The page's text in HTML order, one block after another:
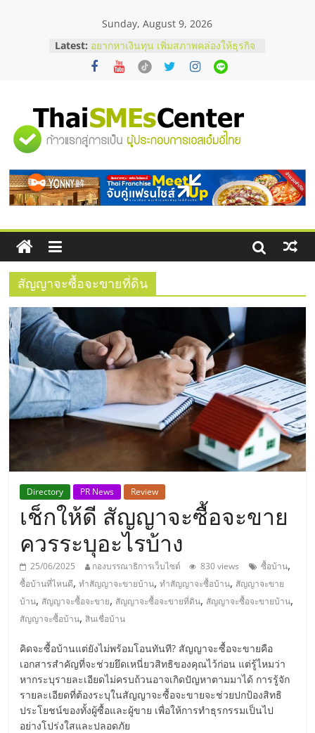
Sunday, August 9, 2026
Latest: อยากหาเงินทุน เพิ่มสภาพคล่องให้ธุรกิจ
เริ่มยังไงให้ผ่านฉลุย
สัมมนาออนไลน์ โอกาสบริหารสถานี
ThaiFranchise Meet Up จับคู่แฟรน
ไชส์ ครั้งที่ 8
ร้านเครื่องเสียงคุณภาพสูง พร้อม
บริษัท Cybersecurity ในไทยที่ไหนดี?
วิธีเลือกผู้ให้บริการให้คุ้มค่าและตอบ
โจทย์ธุรกิจ
"ศูนย์
รวม
ข้อมูล
ธุรกิจ
SME
แห่ง
ประเทศไทย,
ThaiSMEsCenter,
รวม
ธุรกิจ
เอ
ส
เอ็
มอี
ไทย,
SMEs,
สัญญาจะซื้อจะขายที่ดิน
Directory PR News Review
เช็กให้ดี สัญญาจะซื้อจะขาย
ควรระบุอะไรบ้าง
25/06/2025 กองบรรณาธิการเว็บไซต์ 830 views ซื้อบ้าน,
ซื้อบ้านที่ไหนดี,ทำสัญญาจะขายบ้าน,ทำสัญญาจะซื้อบ้าน, สัญญาจะขาย
บ้าน, สัญญาจะซื้อจะขาย, สัญญาจะซื้อจะขายที่ดิน, สัญญาจะซื้อจะขายบ้าน,
สัญญาจะซื้อบ้าน,สินเชื่อบ้าน
คิดจะซื้อบ้านแต่ยังไม่พร้อมโอนทันที? สัญญาจะซื้อจะขายคือ
เอกสารสำคัญที่จะช่วยยึดเหนี่ยวสิทธิของคุณไว้ก่อน แต่รู้ไหมว่า
หากระบุรายละเอียดไม่ครบถ้วนอาจเกิดปัญหาตามมาได้ การรู้จัก
รายละเอียดที่ต้องระบุในสัญญาจะซื้อจะขายจะช่วยปกป้องสิทธิ
ประโยชน์ของทั้งผู้ซื้อและผู้ขาย เพื่อให้การทำธุรกรรมเป็นไป
อย่างโปร่งใสและปลอดภัย